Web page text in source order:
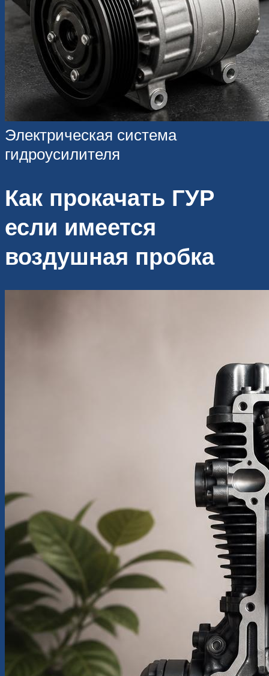
Электрическая система
гидроусилителя
Как прокачать ГУР
если имеется
воздушная пробка